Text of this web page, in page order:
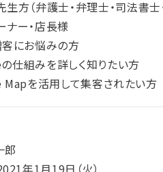
生方（弁護士・弁理士・司法書
ナー・店長様
客にお悩みの方
仕組みを詳しく知りたい方
Mapを活用して集客されたい方
郎